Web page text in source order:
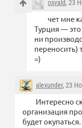
osvald, 23
чет мне
Турция —
ни
переносить)
=)
alexunder, 23
Интересно
организация
будет